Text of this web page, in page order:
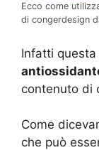
Ecco come
di congerdesign
Infatti questa
contenuto di
Come
che può